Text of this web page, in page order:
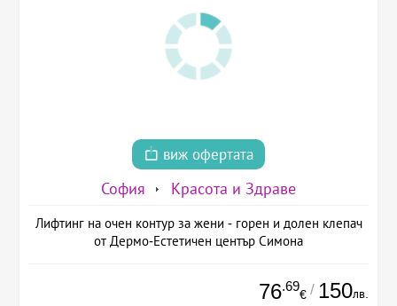
виж офертата
София Красота и Здраве
Лифтинг на очен контур за жени - горен и долен клепач
от Дермо-Естетичен център Симона
76.69
€ / 150лв.